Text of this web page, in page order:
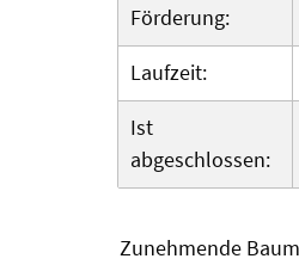
Förderung:
Laufzeit:
Ist
abgeschlossen:
Zunehmende